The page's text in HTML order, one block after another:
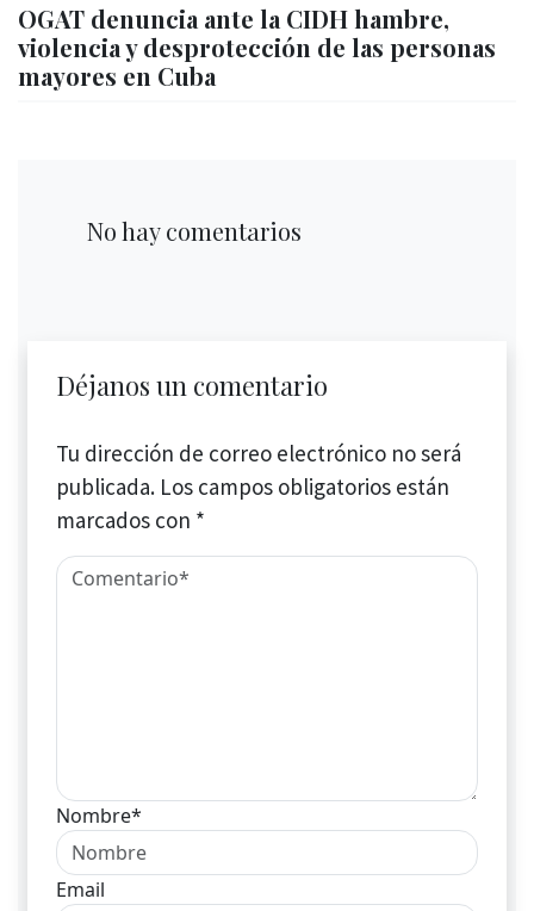
OGAT denuncia ante la CIDH hambre,
violencia y desprotección de las personas
mayores en Cuba
No hay comentarios
Déjanos un comentario
Tu dirección de correo electrónico no será
publicada. Los campos obligatorios están
marcados con *
Nombre*
Email